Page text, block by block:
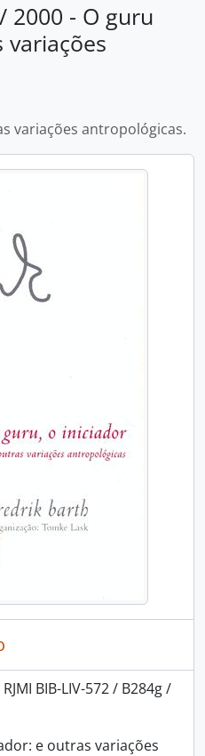
2000 - O guru
variações antropológicas.
RJMI BIB-LIV-572 / B284g /
e outras variações